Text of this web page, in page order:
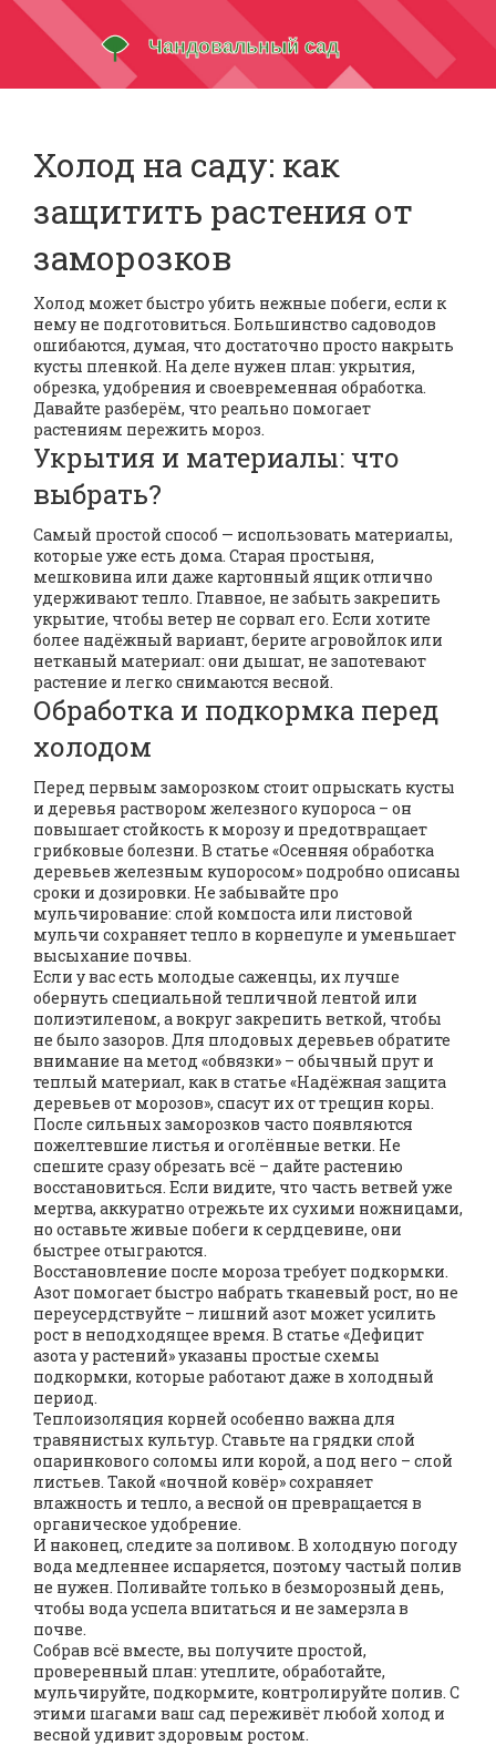
Холод на саду: как
защитить растения от
заморозков
Холод может быстро убить нежные побеги, если к
нему не подготовиться. Большинство садоводов
ошибаются, думая, что достаточно просто накрыть
кусты пленкой. На деле нужен план: укрытия,
обрезка, удобрения и своевременная обработка.
Давайте разберём, что реально помогает
растениям пережить мороз.
Укрытия и материалы: что
выбрать?
Самый простой способ — использовать материалы,
которые уже есть дома. Старая простыня,
мешковина или даже картонный ящик отлично
удерживают тепло. Главное, не забыть закрепить
укрытие, чтобы ветер не сорвал его. Если хотите
более надёжный вариант, берите агровойлок или
нетканый материал: они дышат, не запотевают
растение и легко снимаются весной.
Обработка и подкормка перед
холодом
Перед первым заморозком стоит опрыскать кусты
и деревья раствором железного купороса – он
повышает стойкость к морозу и предотвращает
грибковые болезни. В статье «Осенняя обработка
деревьев железным купоросом» подробно описаны
сроки и дозировки. Не забывайте про
мульчирование: слой компоста или листовой
мульчи сохраняет тепло в корнепуле и уменьшает
высыхание почвы.
Если у вас есть молодые саженцы, их лучше
обернуть специальной тепличной лентой или
полиэтиленом, а вокруг закрепить веткой, чтобы
не было зазоров. Для плодовых деревьев обратите
внимание на метод «обвязки» – обычный прут и
теплый материал, как в статье «Надёжная защита
деревьев от морозов», спасут их от трещин коры.
После сильных заморозков часто появляются
пожелтевшие листья и оголённые ветки. Не
спешите сразу обрезать всё – дайте растению
восстановиться. Если видите, что часть ветвей уже
мертва, аккуратно отрежьте их сухими ножницами,
но оставьте живые побеги к сердцевине, они
быстрее отыграются.
Восстановление после мороза требует подкормки.
Азот помогает быстро набрать тканевый рост, но не
переусердствуйте – лишний азот может усилить
рост в неподходящее время. В статье «Дефицит
азота у растений» указаны простые схемы
подкормки, которые работают даже в холодный
период.
Теплоизоляция корней особенно важна для
травянистых культур. Ставьте на грядки слой
опаринкового соломы или корой, а под него – слой
листьев. Такой «ночной ковёр» сохраняет
влажность и тепло, а весной он превращается в
органическое удобрение.
И наконец, следите за поливом. В холодную погоду
вода медленнее испаряется, поэтому частый полив
не нужен. Поливайте только в безморозный день,
чтобы вода успела впитаться и не замерзла в
почве.
Собрав всё вместе, вы получите простой,
проверенный план: утеплите, обработайте,
мульчируйте, подкормите, контролируйте полив. С
этими шагами ваш сад переживёт любой холод и
весной удивит здоровым ростом.